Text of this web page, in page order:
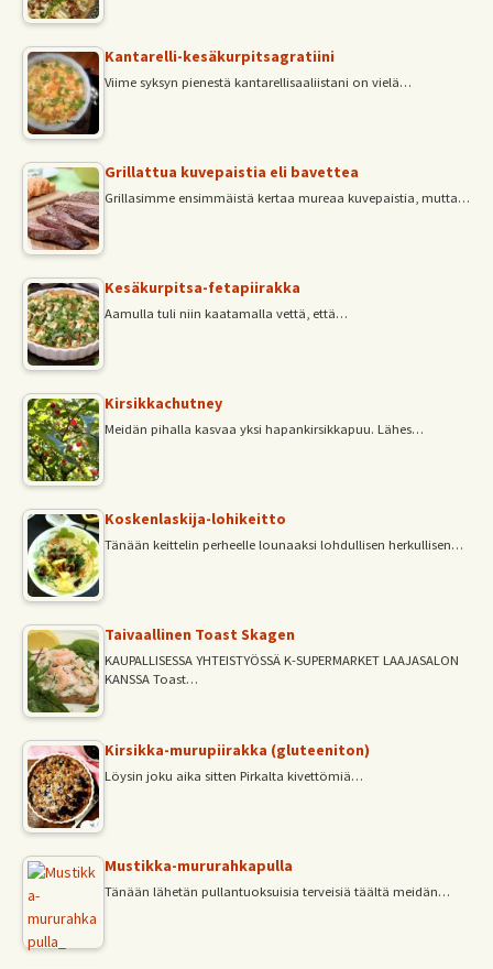
Kantarelli-kesäkurpitsagratiini
Viime syksyn pienestä kantarellisaaliistani on vielä…
Grillattua kuvepaistia eli bavettea
Grillasimme ensimmäistä kertaa mureaa kuvepaistia, mutta…
Kesäkurpitsa-fetapiirakka
Aamulla tuli niin kaatamalla vettä, että…
Kirsikkachutney
Meidän pihalla kasvaa yksi hapankirsikkapuu. Lähes…
Koskenlaskija-lohikeitto
Tänään keittelin perheelle lounaaksi lohdullisen herkullisen…
Taivaallinen Toast Skagen
KAUPALLISESSA YHTEISTYÖSSÄ K-SUPERMARKET LAAJASALON
KANSSA Toast…
Kirsikka-murupiirakka (gluteeniton)
Löysin joku aika sitten Pirkalta kivettömiä…
Mustikka-mururahkapulla
Tänään lähetän pullantuoksuisia terveisiä täältä meidän…